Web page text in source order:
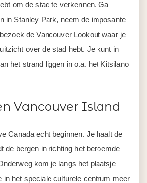
om de stad te verkennen. Ga
in Stanley Park, neem de imposante
de Vancouver Lookout waar je
over de stad hebt. Je kunt in
het strand liggen in o.a. het Kitsilano
Vancouver Island
Canada echt beginnen. Je haalt de
de bergen in richting het beroemde
kom je langs het plaatsje
in het speciale culturele centrum meer